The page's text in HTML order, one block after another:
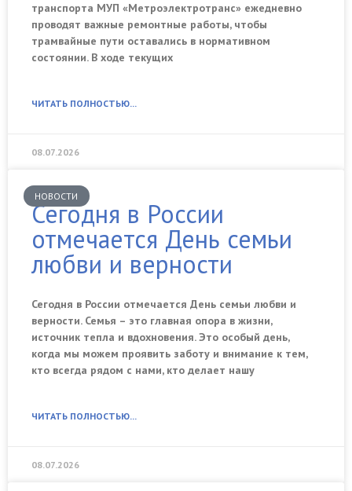
транспорта МУП «Метроэлектротранс» ежедневно
проводят важные ремонтные работы, чтобы
трамвайные пути оставались в нормативном
состоянии. В ходе текущих
ЧИТАТЬ ПОЛНОСТЬЮ...
08.07.2026
НОВОСТИ
Сегодня в России
отмечается День семьи
любви и верности
Сегодня в России отмечается День семьи любви и
верности. Семья – это главная опора в жизни,
источник тепла и вдохновения. Это особый день,
когда мы можем проявить заботу и внимание к тем,
кто всегда рядом с нами, кто делает нашу
ЧИТАТЬ ПОЛНОСТЬЮ...
08.07.2026